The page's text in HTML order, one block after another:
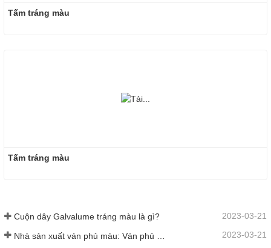
Tấm tráng màu
Tấm tráng màu
Cuộn dây Galvalume tráng màu là gì? 2023-03-21
2023-03-21